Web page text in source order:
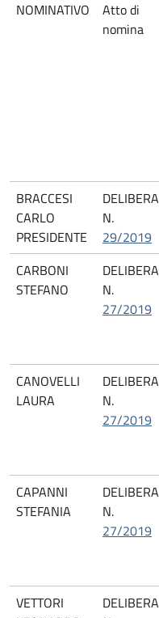
NOMINATIVO
Atto di
nomina
BRACCESI
CARLO
PRESIDENTE
DELIBERA
N.
29/2019
CARBONI
STEFANO
DELIBERA
N.
27/2019
CANOVELLI
LAURA
DELIBERA
N.
27/2019
CAPANNI
STEFANIA
DELIBERA
N.
27/2019
VETTORI
DELIBERA